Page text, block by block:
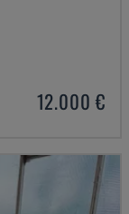
12.000 €